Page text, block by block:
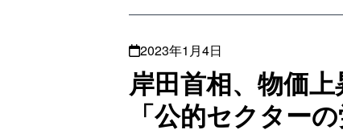
2023年1月4日
岸田首相、物価
「公的セクター